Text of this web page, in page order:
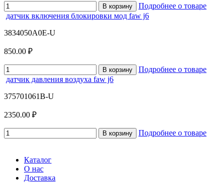
В корзину
Подробнее о товаре
датчик включения блокировки мод faw j6
3834050A0E-U
850.00 ₽
В корзину
Подробнее о товаре
датчик давления воздуха faw j6
375701061B-U
2350.00 ₽
В корзину Подробнее о товаре
Каталог
О нас
Доставка